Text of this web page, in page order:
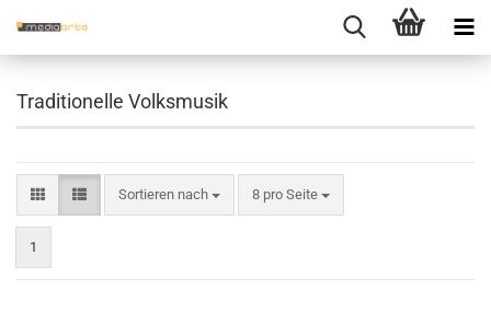
Traditionelle Volksmusik
Sortieren nach
Sortieren nach 8 pro Seite
pro Seite
1